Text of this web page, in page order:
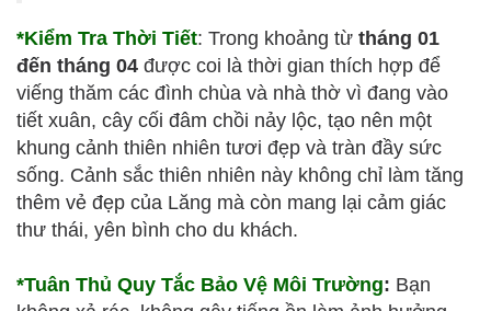
*Kiểm Tra Thời Tiết: Trong khoảng từ tháng 01
đến tháng 04 được coi là thời gian thích hợp để
viếng thăm các đình chùa và nhà thờ vì đang vào
tiết xuân, cây cối đâm chồi nảy lộc, tạo nên một
khung cảnh thiên nhiên tươi đẹp và tràn đầy sức
sống. Cảnh sắc thiên nhiên này không chỉ làm tăng
thêm vẻ đẹp của Lăng mà còn mang lại cảm giác
thư thái, yên bình cho du khách.
*Tuân Thủ Quy Tắc Bảo Vệ Môi Trường: Bạn